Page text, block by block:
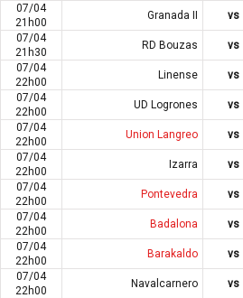
07/04
21h00
Granada II vs
07/04
21h30
RD Bouzas vs
07/04
22h00
Linense vs
07/04
22h00
UD Logrones vs
07/04
22h00
Union Langreo vs
07/04
22h00
Izarra vs
07/04
22h00
Pontevedra vs
07/04
22h00
Badalona vs
07/04
22h00
Barakaldo vs
07/04
22h00
Navalcarnero vs